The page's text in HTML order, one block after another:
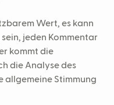
Wert, es kann
jeden Kommentar
kommt die
die Analyse des
allgemeine Stimmung